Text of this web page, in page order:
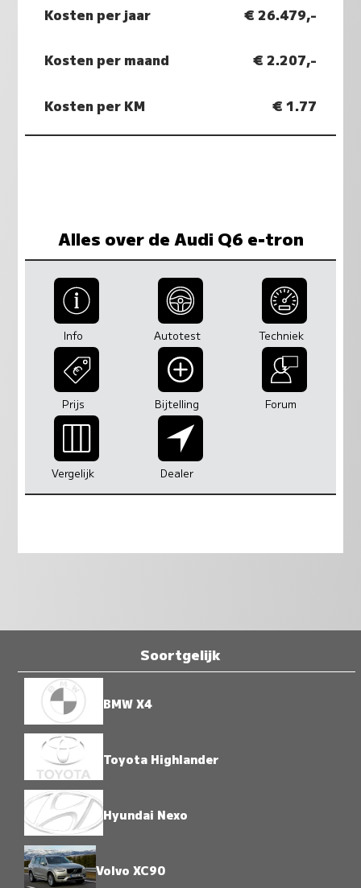
Kosten per jaar € 26.479,-
Kosten per maand € 2.207,-
Kosten per KM € 1.77
Alles over de Audi Q6 e-tron
Info Autotest Techniek
Prijs Bijtelling Forum
Vergelijk Dealer
Soortgelijk
BMW X4
Toyota Highlander
Hyundai Nexo
Volvo XC90